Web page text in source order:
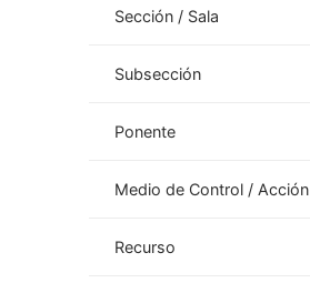
Sección / Sala
Subsección
Ponente
Medio de Control / Acción
Recurso